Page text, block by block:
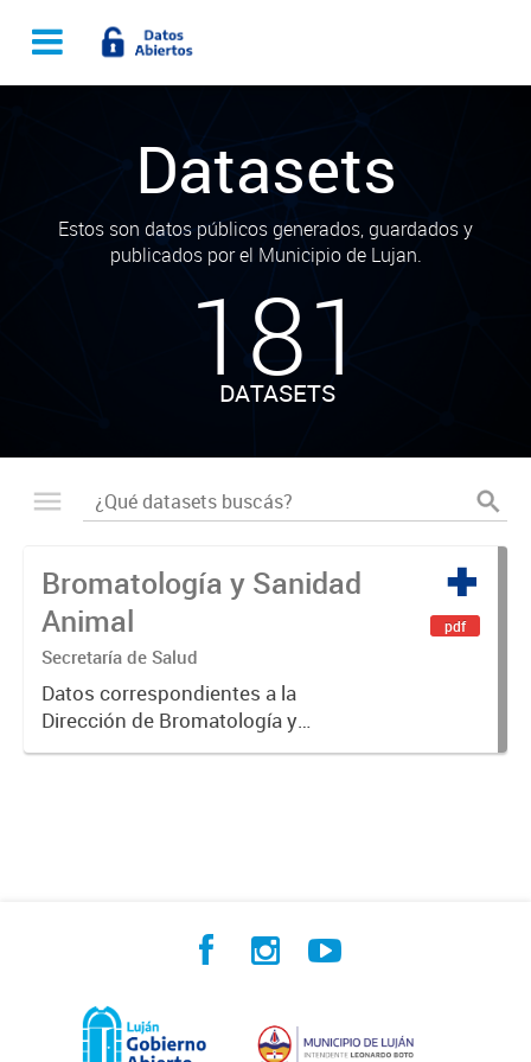
Datasets
Estos son datos públicos generados, guardados y
publicados por el Municipio de Lujan.
181
DATASETS
Bromatología y Sanidad
Animal
Secretaría de Salud
Datos correspondientes a la
Dirección de Bromatología y
Sanidad Animal.
pdf